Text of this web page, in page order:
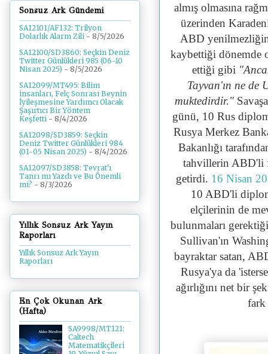
almış olmasına
üzerinden
ABD
kaybettiği dönemde
ettiği gibi "
Tayvan'ın ne de
muktedirdir."
günü, 10 Rus
Rusya Merkez
Bakanlığı
tahvillerin ABD'li
getirdi. 16 Nisan
10 ABD'li
elçilerinin de
bulunmaları
Sullivan'ın
bayraktar satan,
Rusya'ya da
ağırlığını net bir
fark
Sonsuz Ark Gündemi
SA12101/AF132: Trilyon
Dolarlık Alarm Zili - 8/5/2026
SA12100/SD3860: Seçkin Deniz
Twitter Günlükleri 985 (06-10
Nisan 2025) - 8/5/2026
SA12099/MT495: Bilim
insanları, Felç Sonrası Beynin
İyileşmesine Yardımcı Olacak
Şaşırtıcı Bir Yöntem
Keşfetti - 8/4/2026
SA12098/SD3859: Seçkin
Deniz Twitter Günlükleri 984
(01-05 Nisan 2025) - 8/4/2026
SA12097/SD3858: Tevrat'ı
Tanrı mı Yazdı ve Bu Önemli
mi? - 8/3/2026
Yıllık Sonsuz Ark Yayın
Raporları
Yıllık Sonsuz Ark Yayın
Raporları
En Çok Okunan Ark
(Hafta)
SA9998/MT121:
Caltech
Matematikçileri